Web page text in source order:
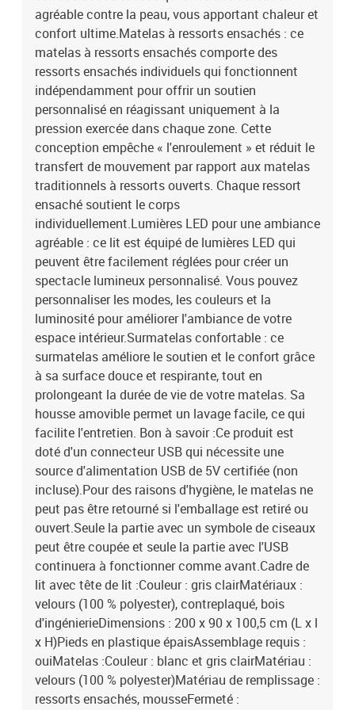
x 5 cm (l x L x H)Housse amovible et lavableBande LED :Longueur :
55 cmTension : c.c. 5 VLongueur du câble USB : 150 cmLongueur
du câble d'alimentation : 30 cmIndice IP : IP65Avec symbole de
coupe à ciseauxLa livraison contient :1 x cadre de lit1 x tête de lit1
x matelas1 x surmatelas1 x Bande LED
agréable contre la peau, vous apportant chaleur et
confort ultime.Matelas à ressorts ensachés : ce
matelas à ressorts ensachés comporte des
ressorts ensachés individuels qui fonctionnent
indépendamment pour offrir un soutien
personnalisé en réagissant uniquement à la
pression exercée dans chaque zone. Cette
conception empêche « l'enroulement » et réduit le
transfert de mouvement par rapport aux matelas
traditionnels à ressorts ouverts. Chaque ressort
ensaché soutient le corps
individuellement.Lumières LED pour une ambiance
agréable : ce lit est équipé de lumières LED qui
peuvent être facilement réglées pour créer un
spectacle lumineux personnalisé. Vous pouvez
personnaliser les modes, les couleurs et la
luminosité pour améliorer l'ambiance de votre
espace intérieur.Surmatelas confortable : ce
surmatelas améliore le soutien et le confort grâce
à sa surface douce et respirante, tout en
prolongeant la durée de vie de votre matelas. Sa
housse amovible permet un lavage facile, ce qui
facilite l'entretien. Bon à savoir :Ce produit est
doté d'un connecteur USB qui nécessite une
source d'alimentation USB de 5V certifiée (non
incluse).Pour des raisons d'hygiène, le matelas ne
peut pas être retourné si l'emballage est retiré ou
ouvert.Seule la partie avec un symbole de ciseaux
peut être coupée et seule la partie avec l'USB
continuera à fonctionner comme avant.Cadre de
lit avec tête de lit :Couleur : gris clairMatériaux :
velours (100 % polyester), contreplaqué, bois
d'ingénierieDimensions : 200 x 90 x 100,5 cm (L x l
x H)Pieds en plastique épaisAssemblage requis :
ouiMatelas :Couleur : blanc et gris clairMatériau :
velours (100 % polyester)Matériau de remplissage :
ressorts ensachés, mousseFermeté :